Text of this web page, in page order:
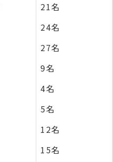
21名
24名
27名
9名
4名
5名
12名
15名